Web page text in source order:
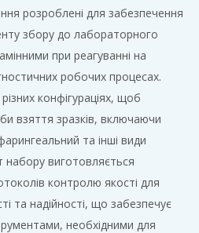
розроблені для забезпечення
збору до лабораторного
при реагуванні на
робочих процесах.
конфігураціях, щоб
взяття зразків, включаючи
та інші види
набору виготовляється
контролю якості для
та надійності, що забезпечує
необхідними для